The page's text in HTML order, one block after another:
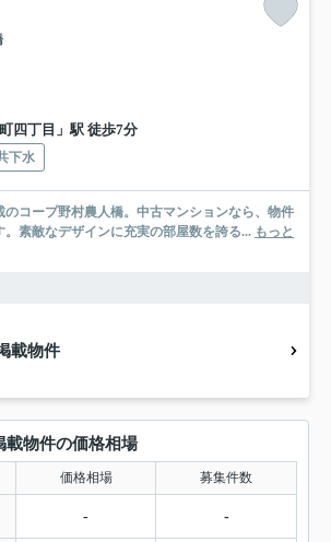
四丁目」駅 徒歩7分
下水
のコープ野村農人橋。中古マンションなら、物件
素敵なデザインに充実の部屋数を誇る... もっと
載物件
載物件の価格相場
価格相場 募集件数
- -